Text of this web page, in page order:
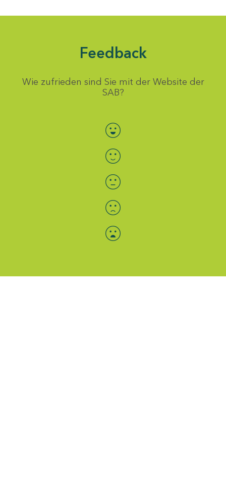
Feedback
Wie zufrieden sind Sie mit der Website der
SAB?
Bewertung auswählen